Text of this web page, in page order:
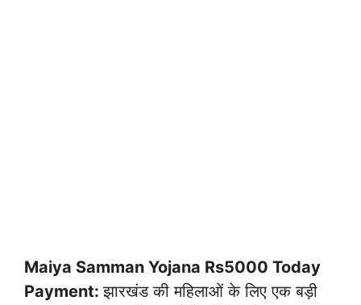
Maiya Samman Yojana Rs5000 Today
Payment:झारखंड की महिलाओं के लिए एक बड़ी